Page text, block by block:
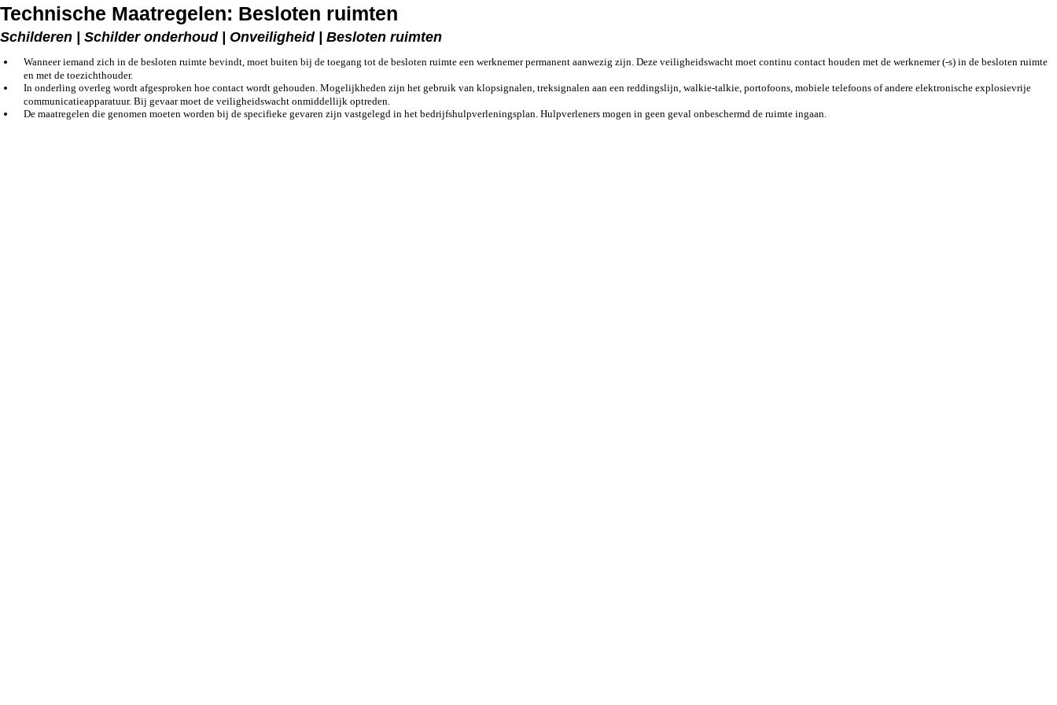
Technische Maatregelen: Besloten ruimten
Schilderen | Schilder onderhoud | Onveiligheid | Besloten ruimten
Wanneer iemand zich in de besloten ruimte bevindt, moet buiten bij de toegang tot de besloten ruimte een werknemer permanent aanwezig zijn. Deze veiligheidswacht moet continu contact houden met de werknemer (-s) in de besloten ruimte
en met de toezichthouder.
In onderling overleg wordt afgesproken hoe contact wordt gehouden. Mogelijkheden zijn het gebruik van klopsignalen, treksignalen aan een reddingslijn, walkie-talkie, portofoons, mobiele telefoons of andere elektronische explosievrije
communicatieapparatuur. Bij gevaar moet de veiligheidswacht onmiddellijk optreden.
De maatregelen die genomen moeten worden bij de specifieke gevaren zijn vastgelegd in het bedrijfshulpverleningsplan. Hulpverleners mogen in geen geval onbeschermd de ruimte ingaan.